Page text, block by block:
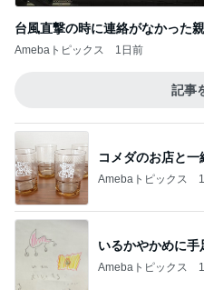
Amebaトピックス
グレードUPした
Amebaトピックス
100元払って入る
Amebaトピックス